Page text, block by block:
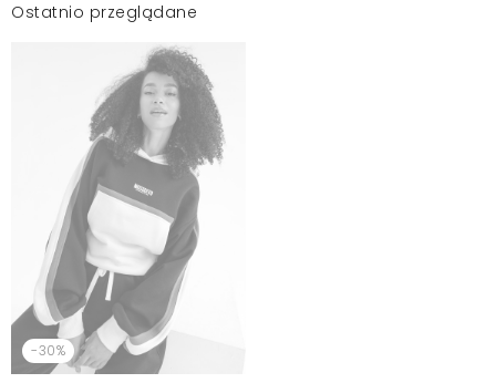
Ostatnio przeglądane
-30%